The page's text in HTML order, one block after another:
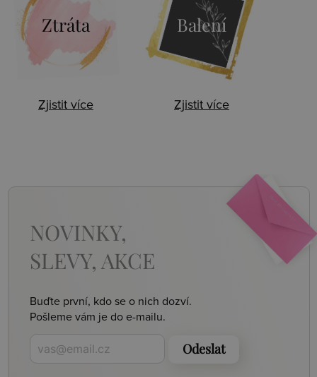
Ztráta
Zjistit více
Balení
Zjistit více
NOVINKY,
SLEVY, AKCE
Buďte první, kdo se o nich dozví.
Pošleme vám je do e-mailu.
Odeslat